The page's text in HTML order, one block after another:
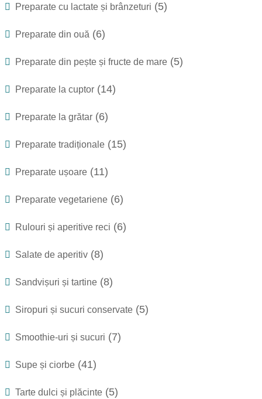
Preparate cu lactate și brânzeturi (5)
Preparate din ouă (6)
Preparate din pește și fructe de mare (5)
Preparate la cuptor (14)
Preparate la grătar (6)
Preparate tradiționale (15)
Preparate ușoare (11)
Preparate vegetariene (6)
Rulouri și aperitive reci (6)
Salate de aperitiv (8)
Sandvișuri și tartine (8)
Siropuri și sucuri conservate (5)
Smoothie-uri și sucuri (7)
Supe și ciorbe (41)
Tarte dulci și plăcinte (5)